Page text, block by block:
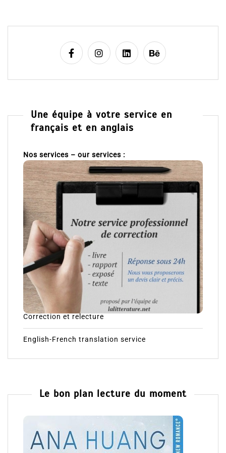
Une équipe à votre service en
français et en anglais
Nos services – our services :
Correction et relecture
English-French translation service
Le bon plan lecture du moment